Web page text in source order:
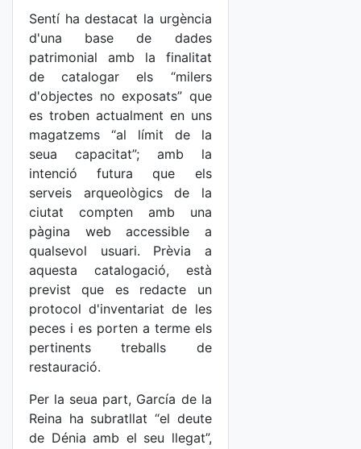
Sentí ha destacat la urgència
d'una base de dades
patrimonial amb la finalitat
de catalogar els “milers
d'objectes no exposats” que
es troben actualment en uns
magatzems “al límit de la
seua capacitat”; amb la
intenció futura que els
serveis arqueològics de la
ciutat compten amb una
pàgina web accessible a
qualsevol usuari. Prèvia a
aquesta catalogació, està
previst que es redacte un
protocol d'inventariat de les
peces i es porten a terme els
pertinents treballs de
restauració.
Per la seua part, García de la
Reina ha subratllat “el deute
de Dénia amb el seu llegat”,